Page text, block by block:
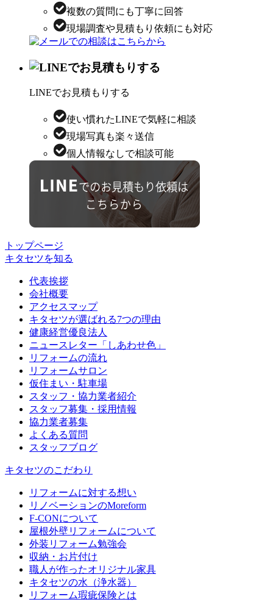
複数の質問にも丁寧に回答
現場調査や見積もり依頼にも対応
LINEでお見積もりする
使い慣れたLINEで気軽に相談
現場写真も楽々送信
個人情報なしで相談可能
トップページ
キタセツを知る
代表挨拶
会社概要
アクセスマップ
キタセツが選ばれる7つの理由
健康経営優良法人
ニュースレター「しあわせ色」
リフォームの流れ
リフォームサロン
仮住まい・駐車場
スタッフ・協力業者紹介
スタッフ募集・採用情報
協力業者募集
よくある質問
スタッフブログ
キタセツのこだわり
リフォームに対する想い
リノベーションのMoreform
F-CONについて
屋根外壁リフォームについて
外装リフォーム勉強会
収納・お片付け
職人が作ったオリジナル家具
キタセツの水（浄水器）
リフォーム瑕疵保険とは